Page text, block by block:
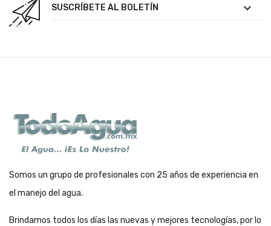
SUSCRÍBETE AL BOLETÍN

Somos un grupo de profesionales con 25 años de experiencia en
el manejo del agua.
Brindamos todos los días las nuevas y mejores tecnologías, por lo